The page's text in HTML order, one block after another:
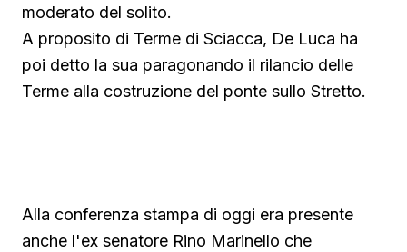
moderato del solito.
A proposito di Terme di Sciacca, De Luca ha
poi detto la sua paragonando il rilancio delle
Terme alla costruzione del ponte sullo Stretto.
Alla conferenza stampa di oggi era presente
anche l'ex senatore Rino Marinello che